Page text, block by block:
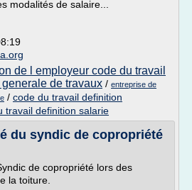
modalités de salaire...
de l employeur code du travail
de travaux / entreprise de
/ code du travail definition
travail definition salarie
du syndic de copropriété
de copropriété lors des
la toiture.